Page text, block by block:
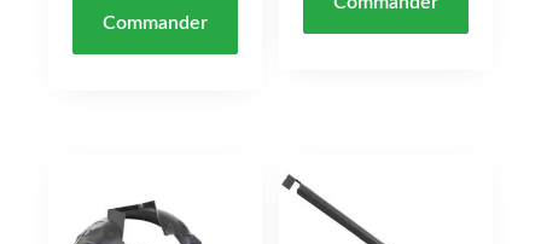
Commander